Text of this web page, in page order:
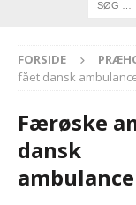
FORSIDE
fået dansk
Færøske
dansk